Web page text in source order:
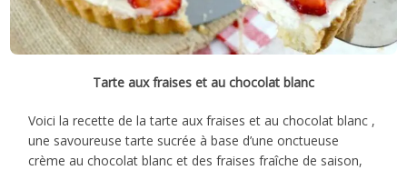
Tarte aux fraises et au chocolat blanc
Voici la recette de la tarte aux fraises et au chocolat blanc ,
une savoureuse tarte sucrée à base d’une onctueuse
crème au chocolat blanc et des fraises fraîche de saison,